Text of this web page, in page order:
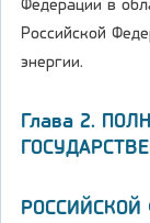
Федерации в
Российской
энергии.
Глава 2.
РОССИЙСКОЙ